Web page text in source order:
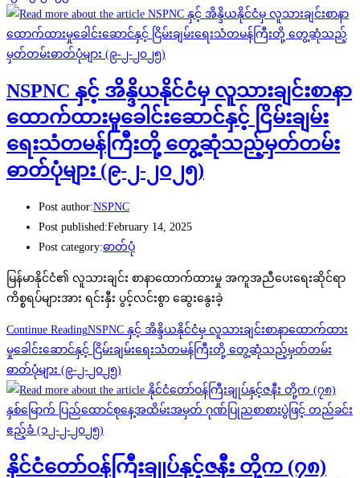
NSPNC နှင့် အိန္ဒိယနိုင်ငံမှ လူသားချင်းစာနာ
ထောက်ထားမှုခေါင်းဆောင်နှင့် ငြိမ်းချမ်း
ရေးသံတမန်ကြီးတို့ တွေ့ဆုံသည့်မှတ်တမ်း
ဓာတ်ပုံများ (၉-၂-၂၀၂၅)
Post author:NSPNC
Post published:February 14, 2025
Post category:ဓာတ်ပုံ
မြန်မာနိုင်ငံ၏ လူသားချင်း စာနာထောက်ထားမှု အကူအညီပေးရေးဆိုင်ရာ
ကိစ္စရပ်များအား ရင်းနှီး ပွင့်လင်းစွာ ဆွေးနွေးခဲ့
Continue ReadingNSPNC နှင့် အိန္ဒိယနိုင်ငံမှ လူသားချင်းစာနာထောက်ထား
မှုခေါင်းဆောင်နှင့် ငြိမ်းချမ်းရေးသံတမန်ကြီးတို့ တွေ့ဆုံသည့်မှတ်တမ်း
ဓာတ်ပုံများ (၉-၂-၂၀၂၅)
နိုင်ငံတော်ဝန်ကြီးချုပ်နှင့်ဇနီး တို့က (၇၈)